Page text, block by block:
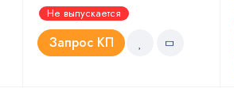
Оценка
4.00из
5
Не выпускается
Запрос КП